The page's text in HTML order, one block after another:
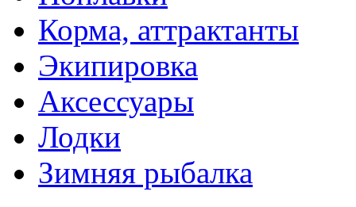
Корма, аттрактанты
Экипировка
Аксессуары
Лодки
Зимняя рыбалка